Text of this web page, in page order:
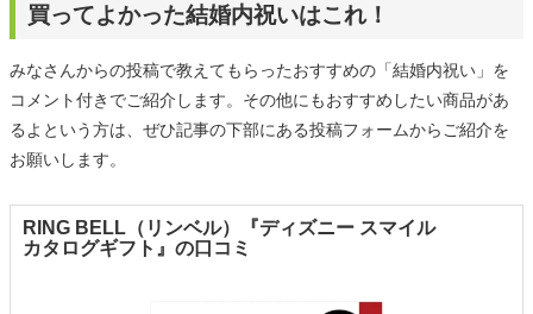
買ってよかった結婚内祝いはこれ！
みなさんからの投稿で教えてもらったおすすめの「結婚内祝い」を
コメント付きでご紹介します。その他にもおすすめしたい商品があ
るよという方は、ぜひ記事の下部にある投稿フォームからご紹介を
お願いします。
RING BELL（リンベル）『ディズニー スマイル
カタログギフト』の口コミ